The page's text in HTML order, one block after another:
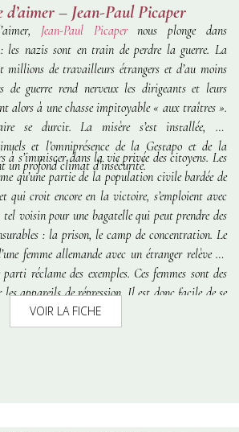
d’aimer – Jean-Paul Picaper
, Jean-Paul Picaper nous plonge dans
: les nazis sont en train de perdre la guerre. La
millions de travailleurs étrangers et d’au moins
de guerre rend nerveux les dirigeants et leurs
alors à une chasse impitoyable « aux traîtres ».
se durcit. La misère s’est installée, les
et l’omniprésence de la Gestapo et de la
un profond climat d’insécurité.
à s’immiscer dans la vie privée des citoyens. Les
qu’une partie de la population civile bardée de
qui croit encore en la victoire, s’emploient avec
tel voisin pour une bagatelle qui peut prendre des
: la prison, le camp de concentration. Le
femme allemande avec un étranger relève du
réclame des exemples. Ces femmes sont des
les appareils de répression. Il est donc facile de se
Pourtant, à leurs risques et périls, elles
VOIR LA FICHE